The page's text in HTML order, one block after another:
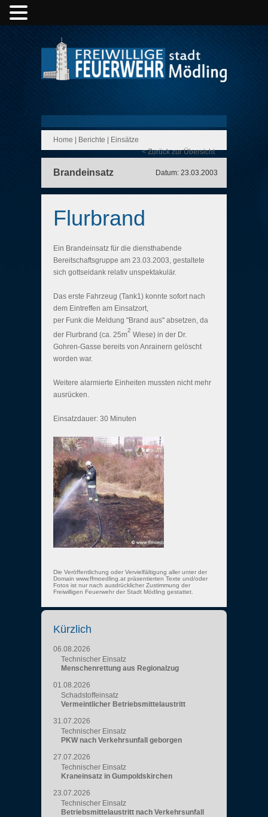
Home Berichte
Einsätze
< Zurück zur Übersicht
Brandeinsatz Datum: 23.03.2003
Flurbrand
Ein Brandeinsatz für die diensthabende
Bereitschaftsgruppe am 23.03.2003, gestaltete
sich gottseidank relativ unspektakulär.
Das erste Fahrzeug (Tank1) konnte sofort nach
dem Eintreffen am Einsatzort,
per Funk die Meldung "Brand aus" absetzen, da
der Flurbrand (ca. 25m
2
Wiese) in der Dr.
Gohren-Gasse bereits von Anrainern gelöscht
worden war.
Weitere alarmierte Einheiten mussten nicht mehr
ausrücken.
Einsatzdauer: 30 Minuten
Die Veröffentlichung oder Vervielfältigung aller unter der
Domain www.ffmoedling.at präsentierten Texte und/oder
Fotos ist nur nach ausdrücklicher Zustimmung der
Freiwilligen Feuerwehr der Stadt Mödling gestattet.
Kürzlich
06.08.2026
Technischer Einsatz
Menschenrettung aus Regionalzug
01.08.2026
Schadstoffeinsatz
Vermeintlicher Betriebsmittelaustritt
31.07.2026
Technischer Einsatz
PKW nach Verkehrsunfall geborgen
27.07.2026
Technischer Einsatz
Kraneinsatz in Gumpoldskirchen
23.07.2026
Technischer Einsatz
Betriebsmittelaustritt nach Verkehrsunfall